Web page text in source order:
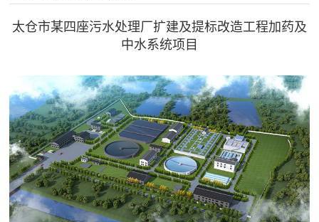
太仓市某四座污水处理厂扩建及提标改造工程加药及
中水系统项目